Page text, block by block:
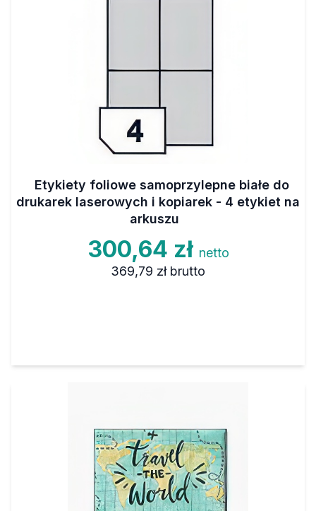
Etykiety foliowe samoprzylepne białe do
drukarek laserowych i kopiarek - 4 etykiet na
arkuszu
300,64 zł netto
369,79 zł brutto